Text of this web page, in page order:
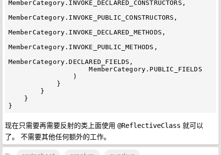
MemberCategory.INVOKE_DECLARED_CONSTRUCTORS,
MemberCategory.INVOKE_PUBLIC_CONSTRUCTORS,
MemberCategory.INVOKE_DECLARED_METHODS,
MemberCategory.INVOKE_PUBLIC_METHODS,
MemberCategory.DECLARED_FIELDS,
                    MemberCategory.PUBLIC_FIELDS
现在只需要再需要反射的类上面使用 @ReflectiveClass 就可以
了。 不需要其他任何额外的工作。